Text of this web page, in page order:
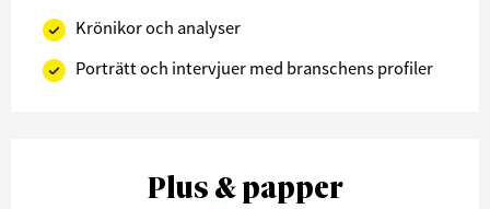
Krönikor och analyser
Porträtt och intervjuer med branschens profiler
Plus & papper